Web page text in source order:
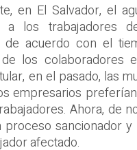
en El Salvador, el
a los trabajadores
de acuerdo con el
los colaboradores
en el pasado, las
empresarios
Ahora, de
proceso sancionador
afectado.